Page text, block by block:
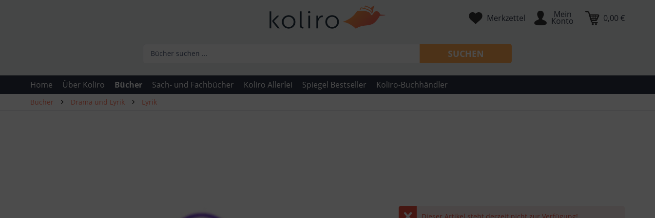
Merkzettel Mein
Konto 0,00 €
SUCHEN
Home Über Koliro Bücher Sach- und Fachbücher Koliro Allerlei Spiegel Bestseller Koliro-Buchhändler
Bücher Drama und Lyrik Lyrik